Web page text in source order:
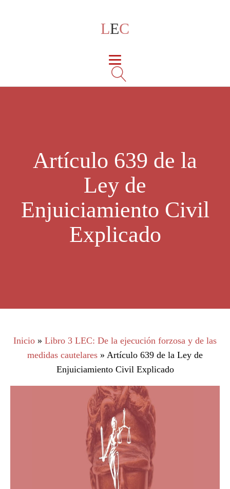
LEC
Artículo 639 de la
Ley de
Enjuiciamiento Civil
Explicado
Inicio » Libro 3 LEC: De la ejecución forzosa y de las
medidas cautelares » Artículo 639 de la Ley de
Enjuiciamiento Civil Explicado